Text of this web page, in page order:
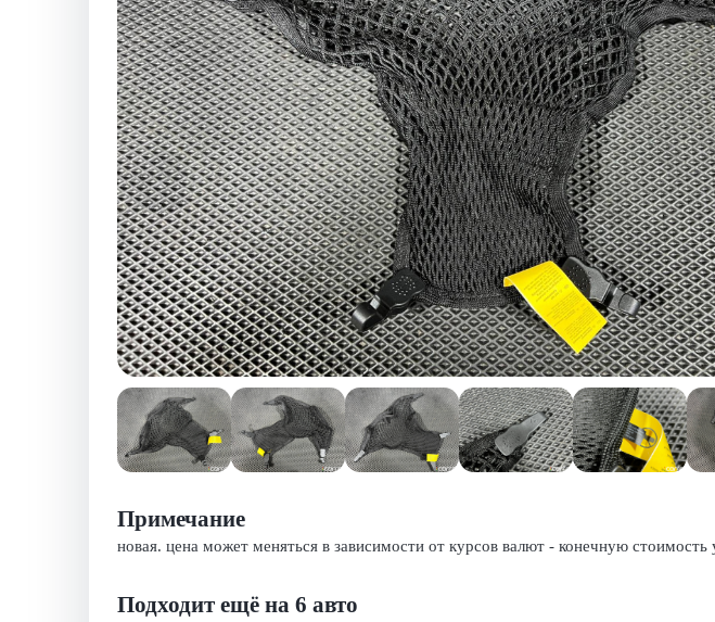
Примечание
новая. цена может меняться в зависимости от курсов валют - конечную стоимость
Подходит ещё на 6 авто